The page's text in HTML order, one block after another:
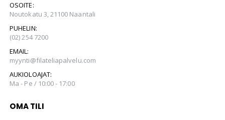
OSOITE:
Noutokatu 3, 21100 Naantali
PUHELIN:
(02) 254 7200
EMAIL:
myynti@filateliapalvelu.com
AUKIOLOAJAT:
Ma - Pe / 10:00 - 17:00
OMA TILI